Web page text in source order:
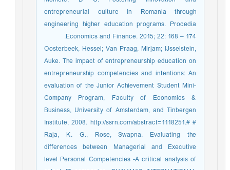
entrepreneurial culture in Romania through
engineering higher education programs. Procedia
Economics and Finance. 2015; 22: 168 – 174.
Oosterbeek, Hessel; Van Praag, Mirjam; IJsselstein,
Auke. The impact of entrepreneurship education on
entrepreneurship competencies and intentions: An
evaluation of the Junior Achievement Student Mini-
Company Program, Faculty of Economics &
Business, University of Amsterdam, and Tinbergen
Institute, 2008. http://ssrn.com/abstract=1118251.# #
Raja, K. G., Rose, Swapna. Evaluating the
differences between Managerial and Executive
level Personal Competencies -A critical analysis of